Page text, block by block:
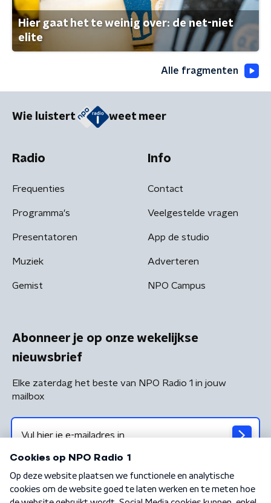
Hier gaat het te weinig over: de net-niet
elite
Alle fragmenten
Wie luistert weet meer
Radio
Frequenties
Programma's
Presentatoren
Muziek
Gemist
Info
Contact
Veelgestelde vragen
App de studio
Adverteren
NPO Campus
Abonneer je op onze wekelijkse
nieuwsbrief
Elke zaterdag het beste van NPO Radio 1 in jouw
mailbox